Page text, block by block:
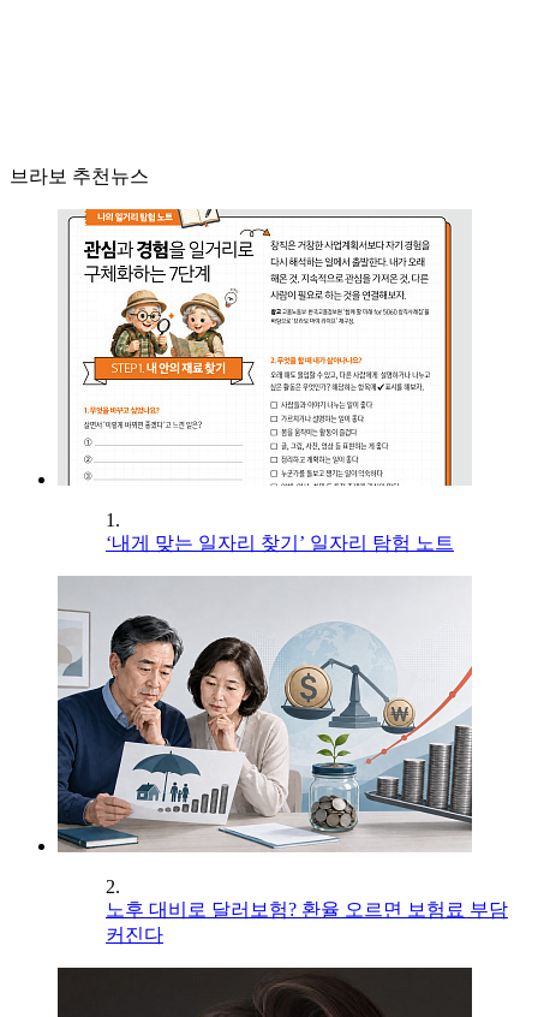
브라보 추천뉴스
1.
‘내게 맞는 일자리 찾기’ 일자리 탐험 노트
2.
노후 대비로 달러보험? 환율 오르면 보험료 부담
커진다